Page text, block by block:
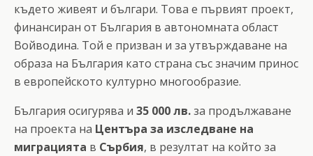
където живеят и българи. Това е първият проект,
финансиран от България в автономната област
Войводина. Той е призван и за утвърждаване на
образа на България като страна със значим принос
в европейското културно многообразие.
България осигурява и 35 000 лв.за продължаване
на проекта на Центъра за изследване на
миграцията в Сърбия, в резултат на който за